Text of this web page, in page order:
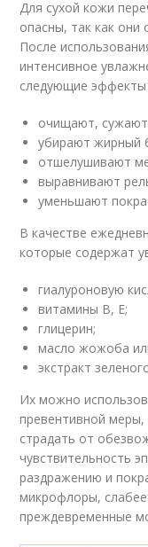
Для сухой кожи
опасны, так как
После
интенсивное
следующие эффекты
очищают,
убирают жирный
отшелушивают
выравнивают
уменьшают
В качестве
которые содержат
гиалуроновую
витамины В, Е;
глицерин;
масло жожоба
экстракт
Их можно
превентивной
страдать от
чувствительность
раздражению и
микрофлоры,
преждевременные